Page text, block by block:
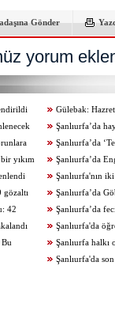
Gönder
yorum
Gülebak:
Şanlıurfa’da
artırıldıŞanlıurfa’da
yapıldı
yıkım
Şanlıurfa’da
düzenlendi
Şanlıurfa'nın
gözaltı
Şanlıurfa’da
yakalandı
42
Şanlıurfa’da
Şanlıurfa'da
Bu
Şanlıurfa
Şanlıurfa'da